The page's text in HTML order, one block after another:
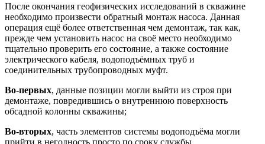
После окончания геофизических исследований в скважине
необходимо произвести обратный монтаж насоса. Данная
операция ещё более ответственная чем демонтаж, так как,
прежде чем установить насос на своё место необходимо
тщательно проверить его состояние, а также состояние
электрического кабеля, водоподъёмных труб и
соединительных трубопроводных муфт.
Во-первых, данные позиции могли выйти из строя при
демонтаже, повредившись о внутреннюю поверхность
обсадной колонны скважины;
Во-вторых, часть элементов системы водоподъёма могли
прийти в негодность просто по сроку службы.